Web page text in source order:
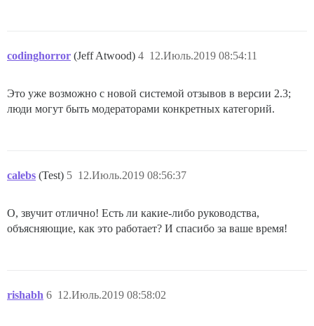
codinghorror (Jeff Atwood) 12.Июль.2019 08:54:11
4
Это уже возможно с новой системой отзывов в версии 2.3;
люди могут быть модераторами конкретных категорий.
calebs (Test) 12.Июль.2019 08:56:37
5
О, звучит отлично! Есть ли какие-либо руководства,
объясняющие, как это работает? И спасибо за ваше время!
rishabh 12.Июль.2019 08:58:02
6